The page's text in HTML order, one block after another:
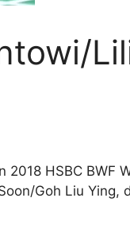
HSBC BWF
Goh Liu Ying,